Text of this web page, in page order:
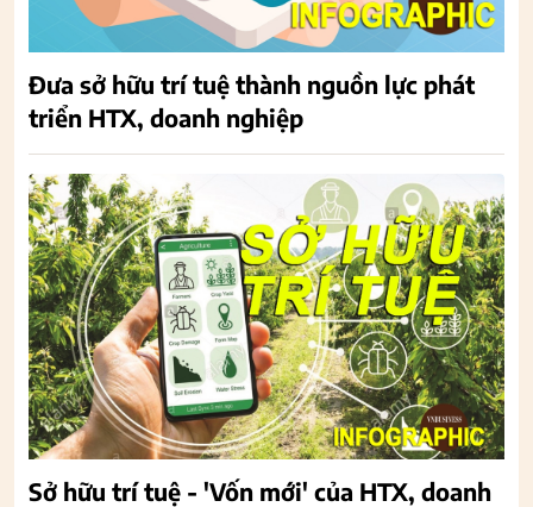
Đưa sở hữu trí tuệ thành nguồn lực phát
triển HTX, doanh nghiệp
Sở hữu trí tuệ - 'Vốn mới' của HTX, doanh